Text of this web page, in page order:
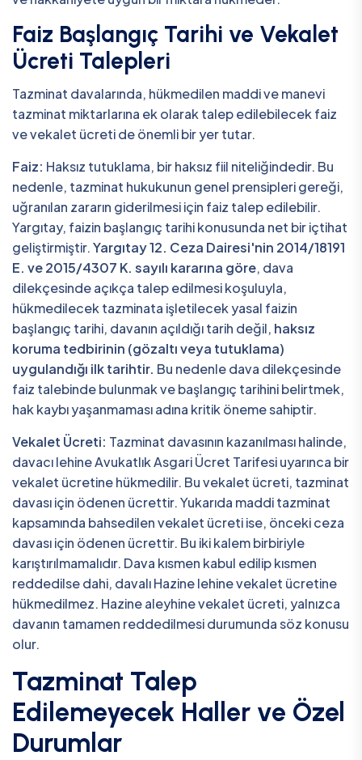
Faiz Başlangıç Tarihi ve Vekalet
Ücreti Talepleri
Tazminat davalarında, hükmedilen maddi ve manevi
tazminat miktarlarına ek olarak talep edilebilecek faiz
ve vekalet ücreti de önemli bir yer tutar.
Faiz: Haksız tutuklama, bir haksız fiil niteliğindedir. Bu
nedenle, tazminat hukukunun genel prensipleri gereği,
uğranılan zararın giderilmesi için faiz talep edilebilir.
Yargıtay, faizin başlangıç tarihi konusunda net bir içtihat
geliştirmiştir.Yargıtay 12. Ceza Dairesi'nin 2014/18191
E. ve 2015/4307 K. sayılı kararına göre, dava
dilekçesinde açıkça talep edilmesi koşuluyla,
hükmedilecek tazminata işletilecek yasal faizin
başlangıç tarihi, davanın açıldığı tarih değil, haksız
koruma tedbirinin (gözaltı veya tutuklama)
uygulandığı ilk tarihtir. Bu nedenle dava dilekçesinde
faiz talebinde bulunmak ve başlangıç tarihini belirtmek,
hak kaybı yaşanmaması adına kritik öneme sahiptir.
Vekalet Ücreti: Tazminat davasının kazanılması halinde,
davacı lehine Avukatlık Asgari Ücret Tarifesi uyarınca bir
vekalet ücretine hükmedilir. Bu vekalet ücreti, tazminat
davası için ödenen ücrettir. Yukarıda maddi tazminat
kapsamında bahsedilen vekalet ücreti ise, önceki ceza
davası için ödenen ücrettir. Bu iki kalem birbiriyle
karıştırılmamalıdır. Dava kısmen kabul edilip kısmen
reddedilse dahi, davalı Hazine lehine vekalet ücretine
hükmedilmez. Hazine aleyhine vekalet ücreti, yalnızca
davanın tamamen reddedilmesi durumunda söz konusu
olur.
Tazminat Talep
Edilemeyecek Haller ve Özel
Durumlar